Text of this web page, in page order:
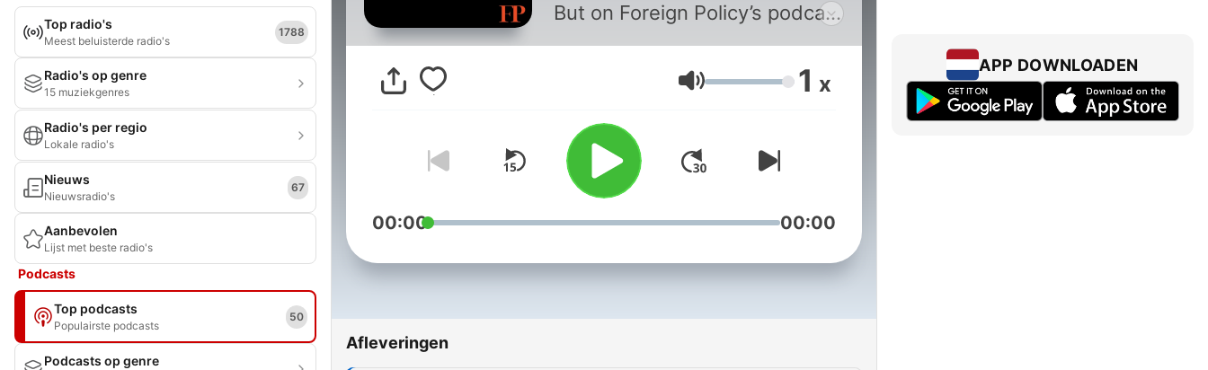
Top radio's
Meest beluisterde radio's
1788
Radio's op genre
15 muziekgenres
Radio's per regio
Lokale radio's
Nieuws
Nieuwsradio's
67
Aanbevolen
Lijst met beste radio's
Podcasts
Top podcasts
Populairste podcasts
50
Podcasts op genre
But on Foreign Policy’s podcast
We hear from the operations
people: the spies who steal
turn agents into double
agents. Each episode features
one spy telling one dramatic
story.
Volume 1 x
00:00 00:00
Afleveringen
APP DOWNLOADEN